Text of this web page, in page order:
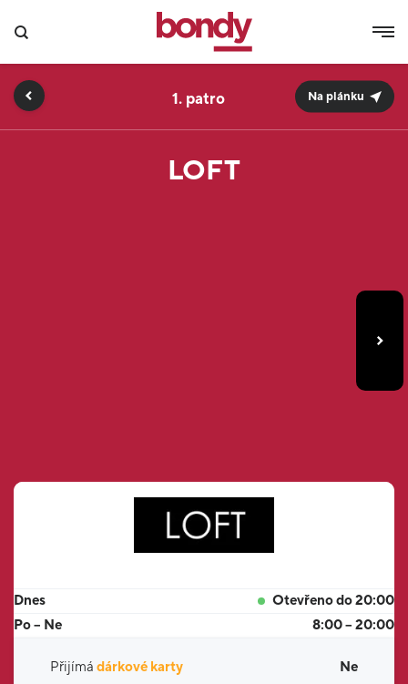
LOFT
1. Na plánku
Dnes
Otevřeno do 20:00
Po – Ne
8:00 – 20:00
Přijímá dárkové karty Ne